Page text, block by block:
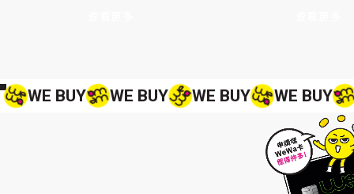
WE BUY WE BUY WE BUY WE BUY